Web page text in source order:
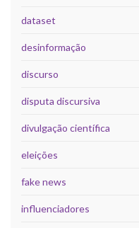
dataset
desinformação
discurso
disputa discursiva
divulgação científica
eleições
fake news
influenciadores